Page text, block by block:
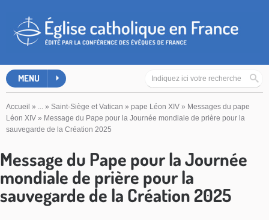
MENU
Accueil » ... » Saint-Siège et Vatican » pape Léon XIV » Messages du pape
Léon XIV » Message du Pape pour la Journée mondiale de prière pour la
sauvegarde de la Création 2025
Message du Pape pour la Journée
mondiale de prière pour la
sauvegarde de la Création 2025